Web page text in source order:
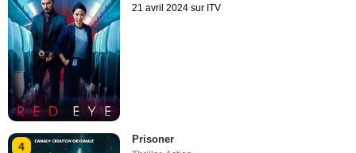
21 avril 2024 sur ITV
4
Prisoner